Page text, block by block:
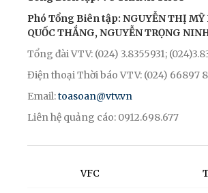
Phó Tổng Biên tập: NGUYỄN THỊ
QUỐC THẮNG, NGUYỄN TRỌNG
Tổng đài VTV: (024) 3.8355931;
Điện thoại Thời báo VTV: (024) 66897
Email:toasoan@vtv.vn
Liên hệ quảng cáo: 0912.698.677
VFC